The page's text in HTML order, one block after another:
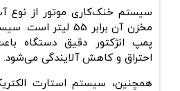
سیستم خنک‌کاری موتور از
مخزن آن برابر 55
پمپ انژکتور دقیق دستگاه
احتراق و کاهش آلایندگی می‌شود.